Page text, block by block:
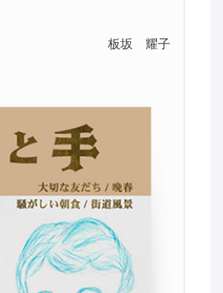
板坂 耀子